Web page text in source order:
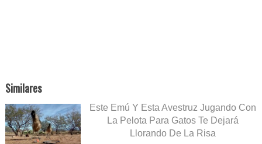
Similares
Este Emú Y Esta Avestruz Jugando Con
La Pelota Para Gatos Te Dejará
Llorando De La Risa